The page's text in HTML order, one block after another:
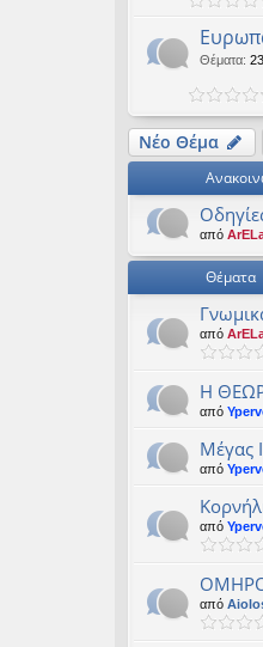
εις
Θέματα: 23
Νέο Θέμα
από
Θέματα
από
Η
από
Μέγας
από
από
από